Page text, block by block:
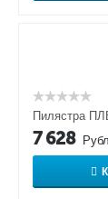
Пилястра
7 628